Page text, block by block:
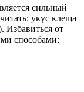
сильный
укус клеща
Избавиться от
способами: